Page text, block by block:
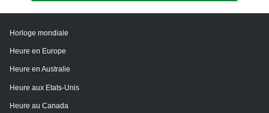
Horloge mondiale
Heure en Europe
Heure en Australie
Heure aux Etats-Unis
Heure au Canada